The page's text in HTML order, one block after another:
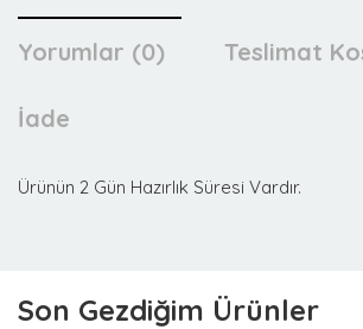
Yorumlar (0) Teslimat
İade
Ürünün 2 Gün Hazırlık Süresi Vardır.
Son Gezdiğim Ürünler